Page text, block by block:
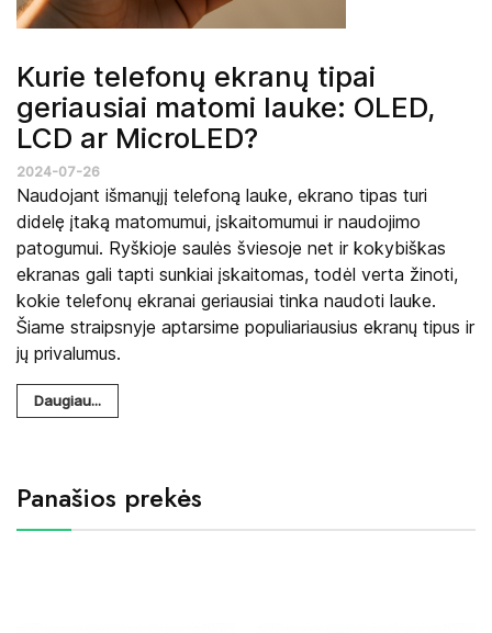
Kurie telefonų ekranų tipai
geriausiai matomi lauke: OLED,
LCD ar MicroLED?
2024-07-26
Naudojant išmanųjį telefoną lauke, ekrano tipas turi
didelę įtaką matomumui, įskaitomumui ir naudojimo
patogumui. Ryškioje saulės šviesoje net ir kokybiškas
ekranas gali tapti sunkiai įskaitomas, todėl verta žinoti,
kokie telefonų ekranai geriausiai tinka naudoti lauke.
Šiame straipsnyje aptarsime populiariausius ekranų tipus ir
jų privalumus.
Daugiau...
Panašios prekės